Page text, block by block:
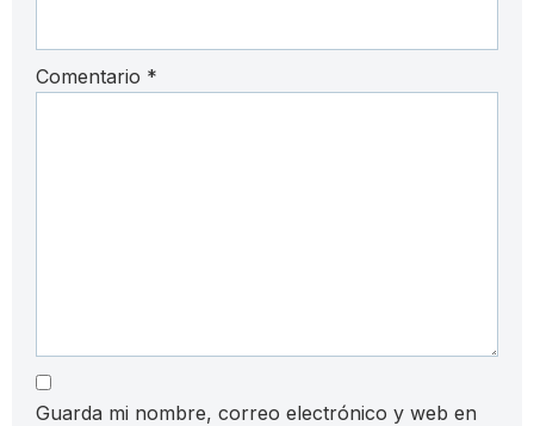
Comentario *
Guarda mi nombre, correo electrónico y web en